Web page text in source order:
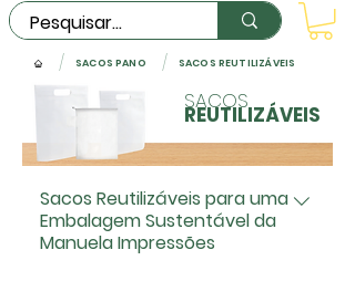
/ SACOS PANO / SACOS REUTILIZÁVEIS
SACOS
REUTILIZÁVEIS
Sacos Reutilizáveis para uma
Embalagem Sustentável da
Manuela Impressões